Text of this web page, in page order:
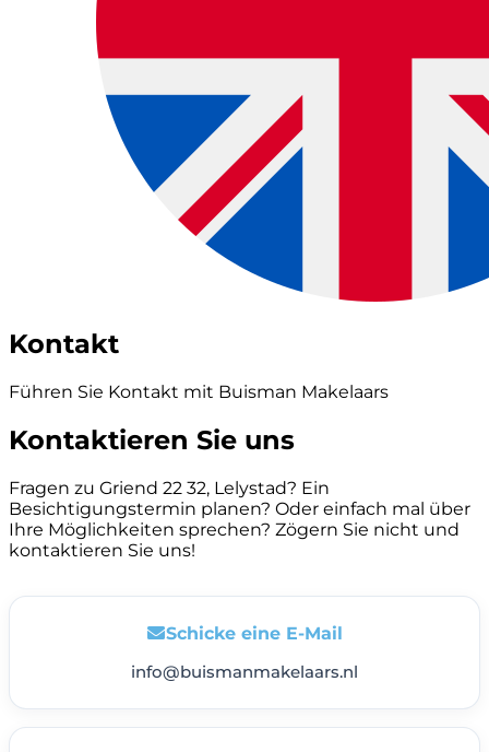
Kontakt
Führen Sie Kontakt mit Buisman Makelaars
Kontaktieren Sie uns
Fragen zu Griend 22 32, Lelystad? Ein
Besichtigungstermin planen? Oder einfach mal über
Ihre Möglichkeiten sprechen? Zögern Sie nicht und
kontaktieren Sie uns!
Schicke eine E-Mail
info@buismanmakelaars.nl